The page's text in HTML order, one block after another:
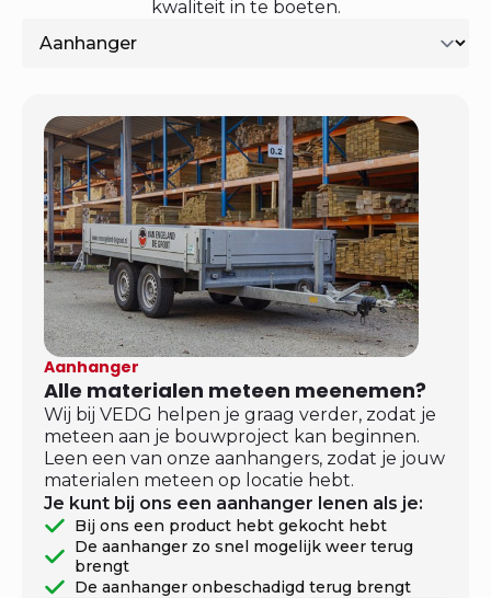
kwaliteit in te boeten.
Aanhanger
Alle materialen meteen meenemen?
Wij bij VEDG helpen je graag verder, zodat je
meteen aan je bouwproject kan beginnen.
Leen een van onze aanhangers, zodat je jouw
materialen meteen op locatie hebt.
Je kunt bij ons een aanhanger lenen als je:
Bij ons een product hebt gekocht hebt
De aanhanger zo snel mogelijk weer terug
brengt
De aanhanger onbeschadigd terug brengt